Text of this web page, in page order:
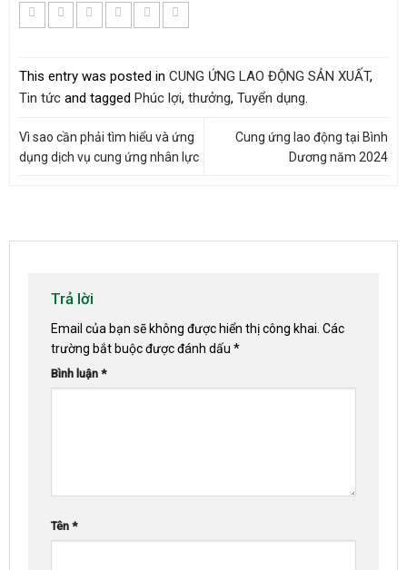
This entry was posted in CUNG ỨNG LAO ĐỘNG SẢN XUẤT,
Tin tức and tagged Phúc lợi, thưởng, Tuyển dụng.
Vì sao cần phải tìm hiểu và ứng
dụng dịch vụ cung ứng nhân lực
Cung ứng lao động tại Bình
Dương năm 2024
Trả lời
Email của bạn sẽ không được hiển thị công khai. Các
trường bắt buộc được đánh dấu *
Bình luận *
Tên *